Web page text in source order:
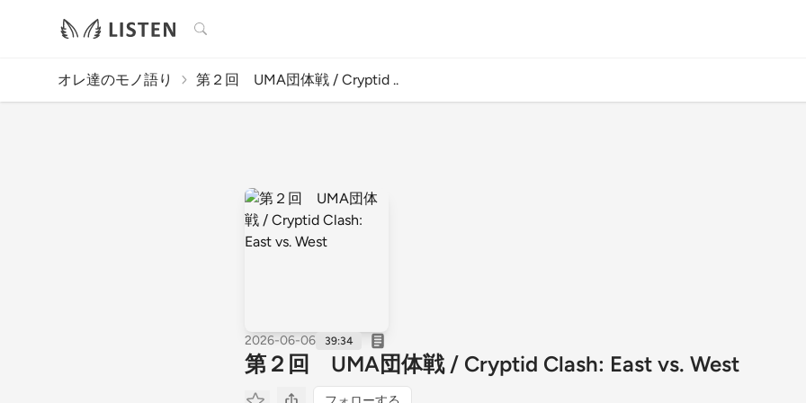
検索
オレ達のモノ語り 第２回 UMA団体戦 / Cryptid ..
2026-06-06 39:34
第２回 UMA団体戦 / Cryptid Clash: East vs. West